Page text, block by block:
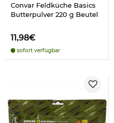
Convar Feldküche Basics
Butterpulver 220 g Beutel
11,98€
sofort verfügbar